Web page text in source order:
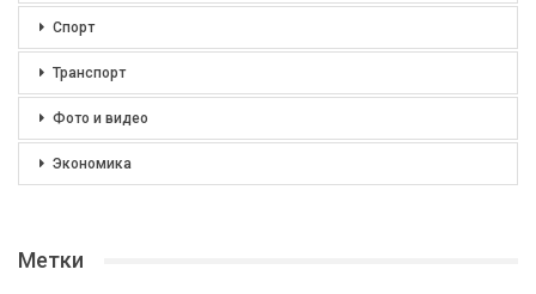
Спорт
Транспорт
Фото и видео
Экономика
Метки